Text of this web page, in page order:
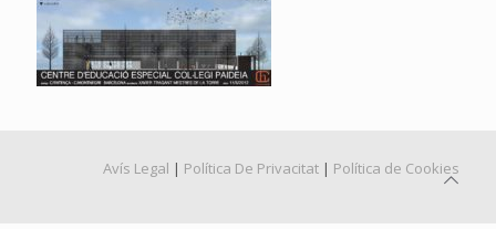
Avís Legal | Política De Privacitat | Política de Cookies